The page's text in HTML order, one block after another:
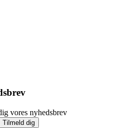
vores nyhedsbrev
Tilmeld dig